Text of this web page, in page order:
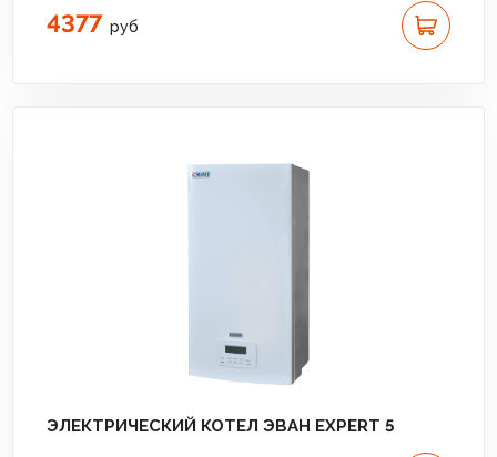
4377 руб
ЭЛЕКТРИЧЕСКИЙ КОТЕЛ ЭВАН EXPERT 5